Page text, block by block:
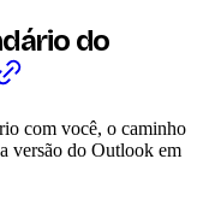
do
com você, o caminho
versão do Outlook em